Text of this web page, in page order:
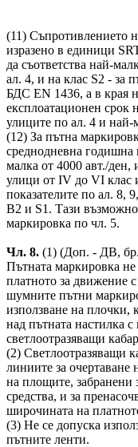
(11) Съпротивлението
изразено в единици
да съответства най-
ал. 4, и на клас S2 - за
БДС EN 1436, а в края
експлоатационен срок
улиците по ал. 4 и най-
(12) За пътна
среднодневна годишна
малка от 4000 авт./
улици от IV до VI клас
показателите по ал. 8,
В2 и S1. Тази
маркировка по чл. 5.
Чл. 8. (1) (Доп. - ДВ, бр.
Пътната маркировка
платното за движение
шумните пътни
използване на плочки,
над пътната настилка
светлоотразяващи
(2) Светлоотразяващи
линиите за очертаване
на площите, забранени
средства, и за
широчината на
(3) Не се допуска
пътните ленти.